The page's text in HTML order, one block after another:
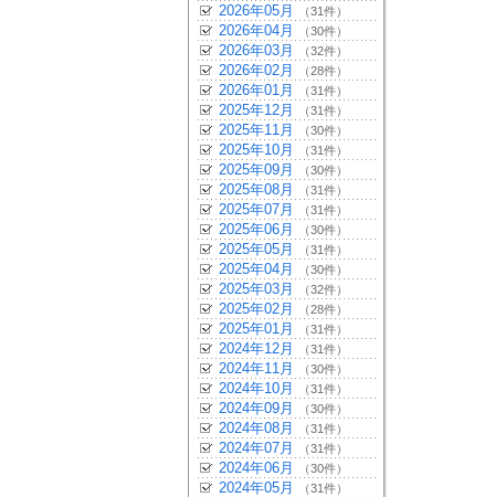
2026年05月 （31件）
2026年04月 （30件）
2026年03月 （32件）
2026年02月 （28件）
2026年01月 （31件）
2025年12月 （31件）
2025年11月 （30件）
2025年10月 （31件）
2025年09月 （30件）
2025年08月 （31件）
2025年07月 （31件）
2025年06月 （30件）
2025年05月 （31件）
2025年04月 （30件）
2025年03月 （32件）
2025年02月 （28件）
2025年01月 （31件）
2024年12月 （31件）
2024年11月 （30件）
2024年10月 （31件）
2024年09月 （30件）
2024年08月 （31件）
2024年07月 （31件）
2024年06月 （30件）
2024年05月 （31件）